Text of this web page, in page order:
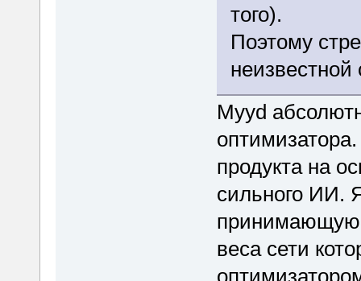
того).
Поэтому
Myyd
продукта на
сильного ИИ.
принимающую
веса сети